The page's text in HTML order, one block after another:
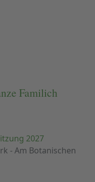
Familich
2027
- Am Botanischen